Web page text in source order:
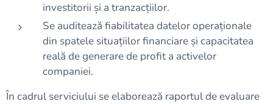
investitorii și a tranzacțiilor.
Se auditează fiabilitatea datelor operaționale
din spatele situațiilor financiare și capacitatea
reală de generare de profit a activelor
companiei.
În cadrul serviciului se elaborează raportul de evaluare